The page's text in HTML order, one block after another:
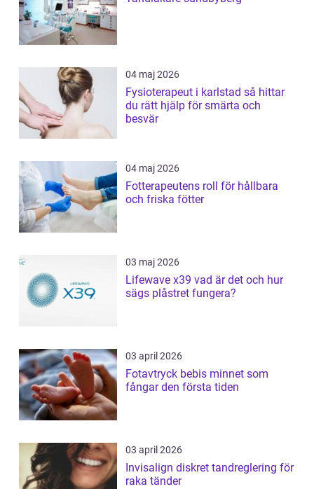
04 maj 2026
Fysioterapeut i karlstad så hittar
du rätt hjälp för smärta och
besvär
04 maj 2026
Fotterapeutens roll för hållbara
och friska fötter
03 maj 2026
Lifewave x39 vad är det och hur
sägs plåstret fungera?
03 april 2026
Fotavtryck bebis minnet som
fångar den första tiden
03 april 2026
Invisalign diskret tandreglering för
raka tänder